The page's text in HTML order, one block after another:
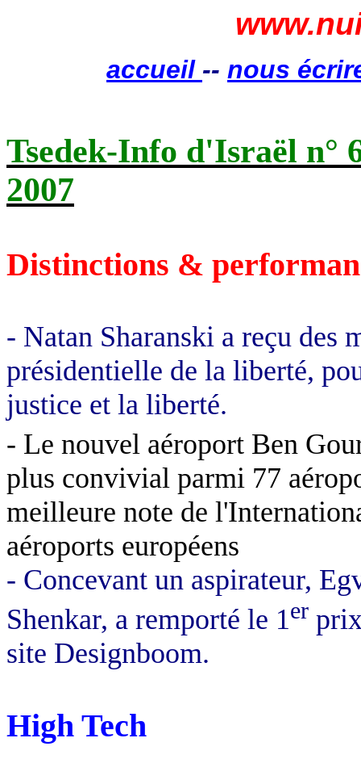
accueil -- nous
Tsedek-Info d'Israël n°
2007
Distinctions &
- Natan Sharanski a reçu des
présidentielle de la liberté,
justice et la liberté.
- Le nouvel aéroport Ben
plus convivial parmi 77
meilleure note de
aéroports européens
- Concevant un aspirateur,
Shenkar, a remporté le 1er
site Designboom.
High Tech